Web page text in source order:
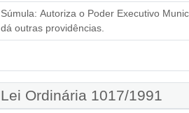
Súmula: Autoriza o Poder Executivo
dá outras providências.
Lei Ordinária 1017/1991